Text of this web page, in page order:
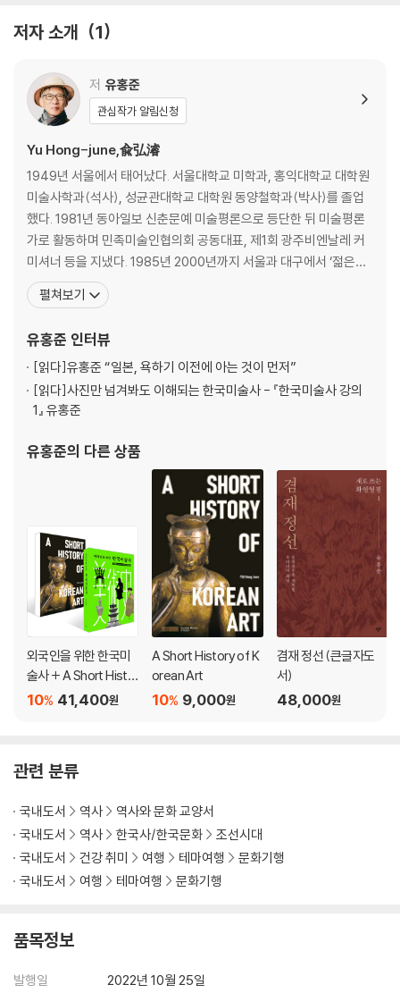
곡 배정국의 삶 / 호고일당의 분원 답사 / 해방공간의 백양당 출판사 / 근원
전26호
성북동3: 어디서 무엇이 되어 다시 만나랴
노시산방에서 수향산방으로 / 수화 김환기의 백자 사랑 / 김향안, 또는 변
동림 여사 / 대사관로와 ‘꿩의 바다’의 대저택들 / 우리옛돌박물관과 한국
가구박물관 / 김자야와 백석의 사랑 / 대원각에서 길상사로 / 조지훈의 방
우산장 / 조지훈 시, 윤이상 작곡 「고풍의상」 / 최순우 옛집 / 박태원의 고
현학 / 만해 한용운의 심우장 / 김광섭의 「성북동 비둘기」
선정릉: ‘범릉적’에게 도굴된 비운의 왕릉
선정릉이라는 왕릉 / 조선시대 왕릉의 유형 / 왕릉 호칭의 제안 / 유네스코
세계유산, 조선왕릉 / 왕릉의 축조 과정 / 성종대왕 선릉 홍살문과 진입 공
간 / 정자각과 제향 공간 / 선릉의 능침 / 왕릉의 문신석과 무신석 / 정현왕
후의 능 / 중종대왕 정릉 / 왜적들의 선정릉 도굴 / 범릉적을 잡아 보내라 /
봉은사: 절집의 큰 자산은 노스님과 노목
강남의 절집, 봉은사 / 영암 스님의 봉은사 사수 / 봉은사 일주문 / 천왕문
또는 진여문 / 부도밭의 청호 스님 공덕비 / 견성사에서 봉은사로 / 문정왕
후와 보우의 불교 중흥 / 보우 스님의 죽음에 대하여 / 임진왜란 이후 봉은
사 / 봉은사 대웅전의 삼존불상 / 선불당 / 상유현의 「추사방현기」 / 절필,
봉은사 〈판전〉 / 법정 스님의 『무소유』
겸재정선미술관과 허준박물관: 〈경교명승첩〉과 『동의보감』의 현장
강서구 가양동의 두 박물관 / 양천현아 터가 강서구에 있는 이유 / 양천현
아 / 양천향교 / 겸재정선미술관 / 진경문화체험실 / 겸재 〈경교명승첩〉의
감』 / 구암 허준의 의관 시절 / 『동의보감』 편찬 과정 / 박물관 인생
망우리 별곡 1: 공동묘지에서 역사문화공원으로
망우리 공동묘지 / 망우리 공동묘지 조성 과정 / 반 고흐 무덤과 위창 오세
창 무덤 / 공동묘지에서 망우리공원으로 / 중랑망우공간 / 이태원 공동묘
차산 보루
망우리 별곡 2: 역사문화 인물들의 넋을 찾아가는 길
저자 소개 1
저 유홍준
관심작가 알림신청
Yu Hong-june,兪弘濬
1949년 서울에서 태어났다. 서울대학교 미학과, 홍익대학교 대학원
미술사학과(석사), 성균관대학교 대학원 동양철학과(박사)를 졸업
했다. 1981년 동아일보 신춘문예 미술평론으로 등단한 뒤 미술평론
가로 활동하며 민족미술인협의회 공동대표, 제1회 광주비엔날레 커
미셔너 등을 지냈다. 1985년 2000년까지 서울과 대구에서 ‘젊은이
를 위한 한국미술사’ 공개강좌를 십여 차례 갖고 ‘한국문화유산답사
회’ 대표를 맡았다. 영남대 교수 및 박물관장, 문화재청장, 한국학중
펼쳐보기
유홍준 인터뷰
[읽다]유홍준 “일본, 욕하기 이전에 아는 것이 먼저”
[읽다]사진만 넘겨봐도 이해되는 한국미술사 - 『한국미술사 강의
1』 유홍준
유홍준의 다른 상품
외국인을 위한 한국미
술사 + A Short Histo
ry of Korean Art 세트
41,400원
10%
A Short History of K
orean Art
9,000원
10%
겸재 정선 (큰글자도
서)
48,000원
관련 분류
국내도서 역사
역사와 문화 교양서
국내도서
역사 한국사/한국문화
조선시대
국내도서
건강 취미 여행 테마여행
문화기행
국내도서
여행 테마여행 문화기행
품목정보
발행일
2022년 10월 25일